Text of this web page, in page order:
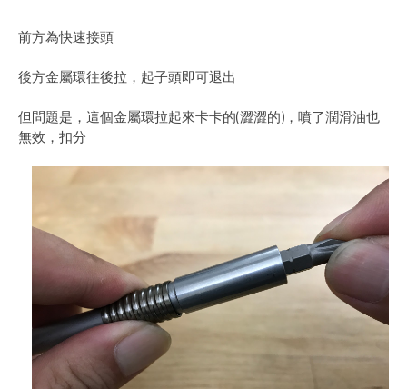
前方為快速接頭
後方金屬環往後拉，起子頭即可退出
但問題是，這個金屬環拉起來卡卡的(澀澀的)，噴了潤滑油也
無效，扣分